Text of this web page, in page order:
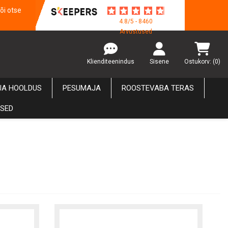
otse
4.8/5 - 8460
Arvustused
Klienditeenindus Sisene Ostukorv: (0)
HOOLDUS PESUMAJA ROOSTEVABA TERAS